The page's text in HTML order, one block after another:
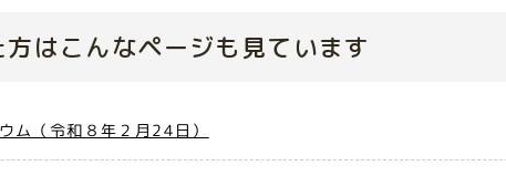
はこんなページも見ています
ム（令和８年２月24日）